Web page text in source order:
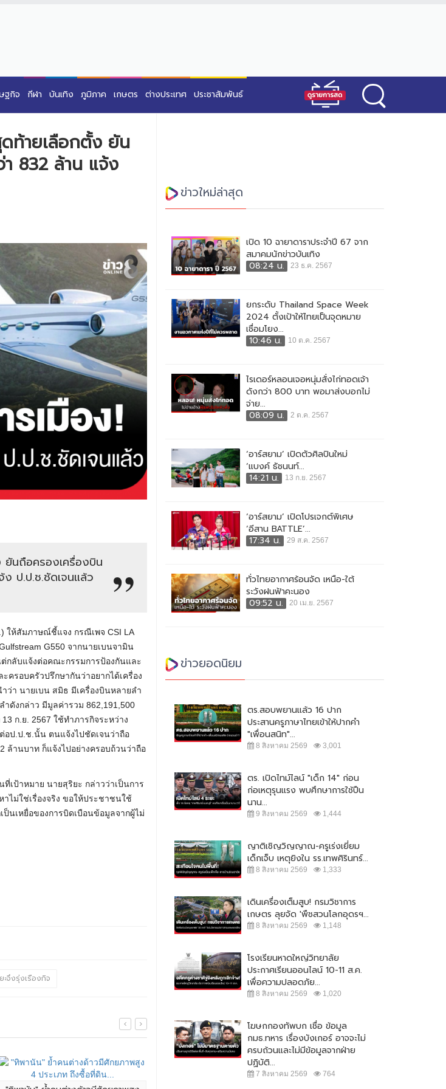
ฐกิจ กีฬา บันเทิง ภูมิภาค เกษตร ต่างประเทศ ประชาสัมพันธ์
ดท้ายเลือกตั้ง ยัน
832 ล้าน แจ้ง
ยันถือครองเครื่องบิน
ป.ป.ช.ชัดเจนแล้ว
ให้สัมภาษณ์ชี้แจง กรณีเพจ CSI LA
G550 จากนายเบนจามิน
ต่กลับแจ้งต่อคณะกรรมการป้องกันและ
รอบครัวปรึกษากันว่าอยากได้เครื่อง
ว่า นายเบน สมิธ มีเครื่องบินหลายลำ
ำดังกล่าว มีมูลค่ารวม 862,191,500
ก.ย. 2567 ใช้ทำภารกิจระหว่าง
อป.ป.ช.นั้น ตนแจ้งไปชัดเจนว่าถือ
ล้านบาท ก็แจ้งไปอย่างครอบถ้วนว่าถือ
ที่เป้าหมาย นายสุริยะ กล่าวว่าเป็นการ
ไม่ใช่เรื่องจริง ขอให้ประชาชนใช้
นเหยื่อของการบิดเบือนข้อมูลจากผู้ไม่
ะจึงรุ่งเรืองกิจ
ข่าวใหม่ล่าสุด
เปิด 10 ฉายาดาราประจำปี 67 จาก
สมาคมนักข่าวบันเทิง
08:24 น.
23 ธ.ค. 2567
ยกระดับ Thailand Space Week
2024 ตั้งเป้าให้ไทยเป็นจุดหมาย
เชื่อมโยง...
10:46 น.
10 ต.ค. 2567
ไรเดอร์หลอนเจอหนุ่มสั่งไก่ทอดเจ้า
ดังกว่า 800 บาท พอมาส่งบอกไม่
จ่าย...
08:09 น.
2 ต.ค. 2567
‘อาร์สยาม’ เปิดตัวศิลปินใหม่
‘แบงค์ ธัชนนท์...
14:21 น.
13 ก.ย. 2567
‘อาร์สยาม’ เปิดโปรเจกต์พิเศษ
‘อีสาน BATTLE’...
17:34 น.
29 ส.ค. 2567
ทั่วไทยอากาศร้อนจัด เหนือ-ใต้
ระวังฝนฟ้าคะนอง
09:52 น.
20 เม.ย. 2567
ข่าวยอดนิยม
ตร.สอบพยานแล้ว 16 ปาก
ประสานครูภาษาไทยเข้าให้ปากคำ
"เพื่อนสนิท"...
8 สิงหาคม 2569 3,001
ตร. เปิดไทม์ไลน์ "เด็ก 14" ก่อน
ก่อเหตุรุนแรง พบศึกษาการใช้ปืน
นาน...
9 สิงหาคม 2569 1,444
ญาติเชิญวิญญาณ-ครูเร่งเยี่ยม
เด็กเจ็บ เหตุยิงใน รร.เทพศิรินทร์...
8 สิงหาคม 2569 1,333
เดินเครื่องเต็มสูบ! กรมวิชาการ
เกษตร ลุยจัด 'พืชสวนโลกอุดรฯ...
8 สิงหาคม 2569 1,148
โรงเรียนหาดใหญ่วิทยาลัย
ประกาศเรียนออนไลน์ 10-11 ส.ค.
เพื่อความปลอดภัย...
8 สิงหาคม 2569 1,020
โฆษกกองทัพบก เชื่อ ข้อมูล
กมธ.ทหาร เรื่องบังเกอร์ อาจจะไม่
ครบถ้วนและไม่มีข้อมูลจากฝ่าย
ปฏิบัติ...
7 สิงหาคม 2569 764